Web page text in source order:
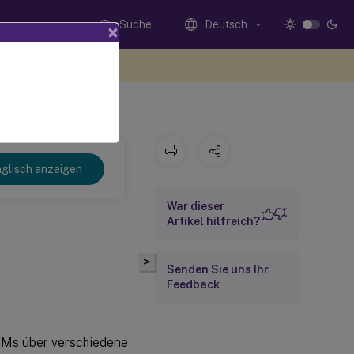
Suche Deutsch
anzeigen
über verschiedene
>
War dieser
Artikel hilfreich?
Senden Sie uns Ihr
Feedback
×